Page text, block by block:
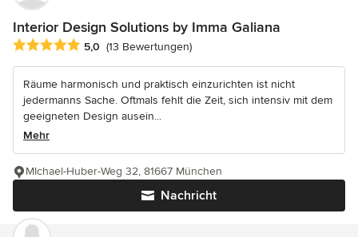
Interior Design Solutions by Imma Galiana
Durchschnittliche Bewertung: 5 von 5 Sternen
5,0 (13 Bewertungen)
Räume harmonisch und praktisch einzurichten ist nicht
jedermanns Sache. Oftmals fehlt die Zeit, sich intensiv mit dem
geeigneten Design ausein...
Mehr
Nachricht
MIchael-Huber-Weg 32, 81667 München